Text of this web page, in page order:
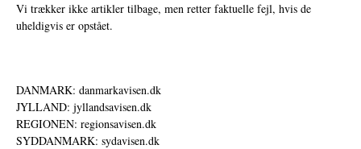
Vi trækker ikke artikler tilbage, men retter faktuelle fejl, hvis de
uheldigvis er opstået.
DANMARK: danmarkavisen.dk
JYLLAND: jyllandsavisen.dk
REGIONEN: regionsavisen.dk
SYDDANMARK: sydavisen.dk